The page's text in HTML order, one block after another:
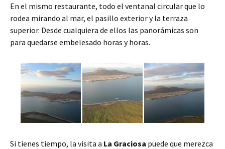
En el mismo restaurante, todo el ventanal circular que lo
rodea mirando al mar, el pasillo exterior y la terraza
superior. Desde cualquiera de ellos las panorámicas son
para quedarse embelesado horas y horas.
Si tienes tiempo, la visita a La Graciosa puede que merezca